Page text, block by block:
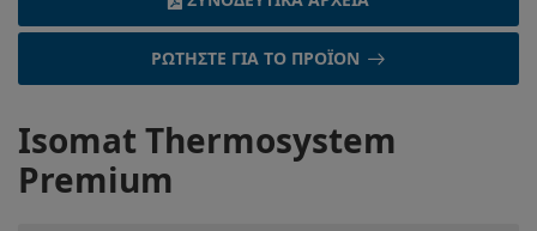
ΡΩΤΉΣΤΕ ΓΙΑ ΤΟ ΠΡΟΪΌΝ
Isomat Thermosystem
Premium